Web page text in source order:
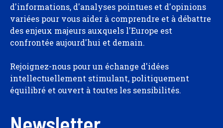
d'informations, d'analyses pointues et d'opinions
variées pour vous aider à comprendre et à débattre
des enjeux majeurs auxquels l'Europe est
confrontée aujourd'hui et demain.
Rejoignez-nous pour un échange d'idées
intellectuellement stimulant, politiquement
équilibré et ouvert à toutes les sensibilités.